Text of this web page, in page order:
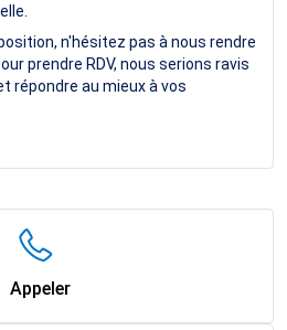
n'hésitez pas à nous rendre
prendre RDV, nous serions ravis
répondre au mieux à vos
Appeler